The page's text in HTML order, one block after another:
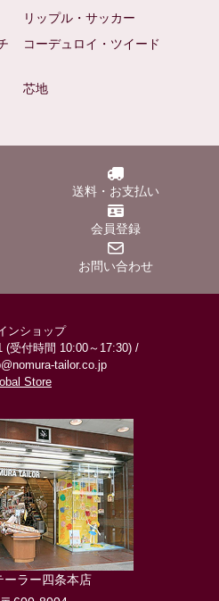
リップル・サッカー
コーデュロイ・ツイード
芯地
送料・お支払い
会員登録
お問い合わせ
ンショップ
(受付時間 10:00～17:30) /
tailor.co.jp
Store
ーラー四条本店